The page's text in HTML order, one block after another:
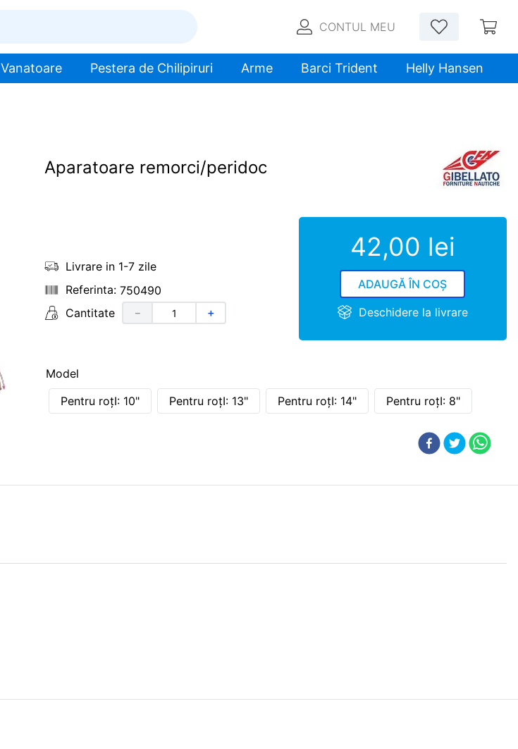
CONTUL MEU
Vanatoare Pestera de Chilipiruri Arme Barci Trident Helly Hansen
Aparatoare remorci/peridoc
Livrare in 1-7 zile
750490
Cantitate
＋
－
42,00 lei
ADAUGĂ ÎN COȘ
Deschidere la livrare
Model
Pentru roţI: 10"
Pentru roţI: 13" Pentru roţI: 14" Pentru roţI: 8"